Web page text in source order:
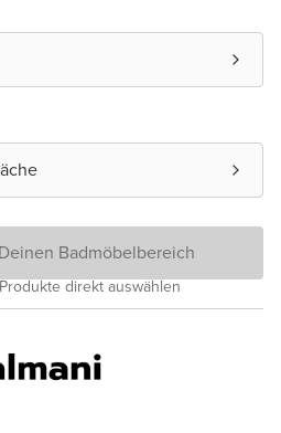
Badmöbelbereich
direkt auswählen